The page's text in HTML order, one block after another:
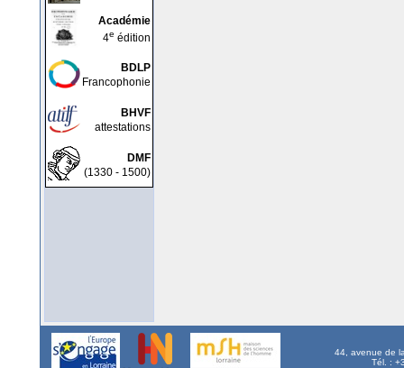
Académie
4e édition
BDLP
Francophonie
BHVF
attestations
DMF
(1330 - 1500)
44, avenue de
Tél. :